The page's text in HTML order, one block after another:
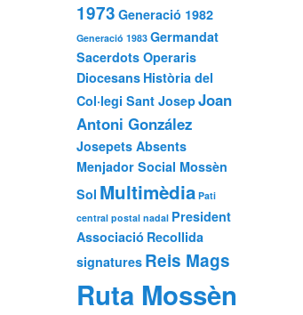
1973 Generació 1982
Generació 1983 Germandat
Sacerdots Operaris
Diocesans Història del
Col·legi Sant JosepJoan
Antoni González
Josepets Absents
Menjador Social Mossèn
Sol Multimèdia Pati
central postal nadal President
Associació Recollida
signatures Reis Mags
Ruta Mossèn